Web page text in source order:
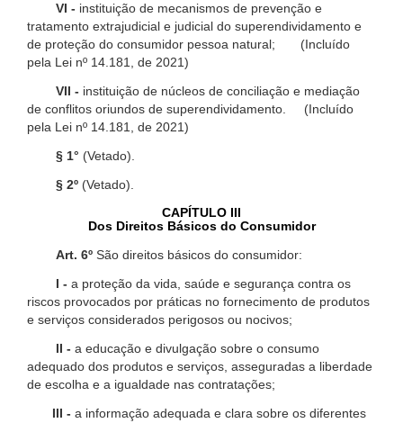
VI - instituição de mecanismos de prevenção e
tratamento extrajudicial e judicial do superendividamento e
de proteção do consumidor pessoa natural; (Incluído
pela Lei nº 14.181, de 2021)
VII - instituição de núcleos de conciliação e mediação
de conflitos oriundos de superendividamento. (Incluído
pela Lei nº 14.181, de 2021)
§ 1° (Vetado).
§ 2º (Vetado).
CAPÍTULO III
Dos Direitos Básicos do Consumidor
Art. 6º São direitos básicos do consumidor:
I - a proteção da vida, saúde e segurança contra os
riscos provocados por práticas no fornecimento de produtos
e serviços considerados perigosos ou nocivos;
II - a educação e divulgação sobre o consumo
adequado dos produtos e serviços, asseguradas a liberdade
de escolha e a igualdade nas contratações;
III - a informação adequada e clara sobre os diferentes